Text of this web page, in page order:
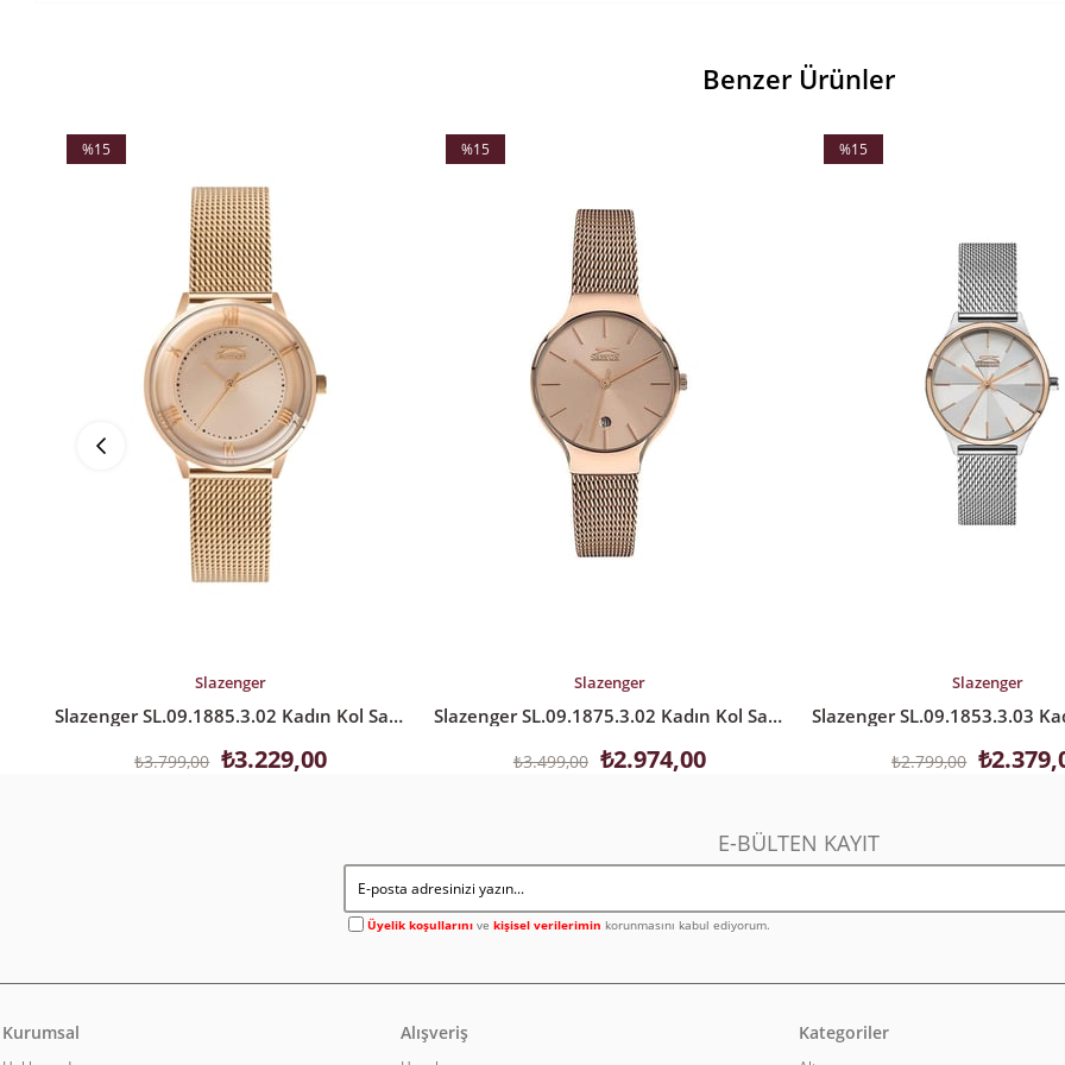
Benzer Ürünler
%15
Slazenger
Slazenger SL.09.1885.3.02 Kadın Kol Saati
₺3.229,00
₺3.799,00
%15
Slazenger
Slazenger SL.09.1875.3.02 Kadın Kol Saati
₺2.974,00
₺3.499,00
%15
Slazenger
₺2.799,00
E-BÜLTEN KAYIT
Üyelik koşullarınıve kişisel verilerimin korunmasını kabul ediyorum.
Kurumsal Alışveriş Kategoriler